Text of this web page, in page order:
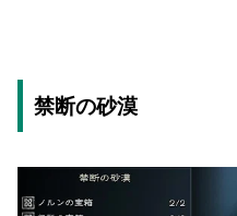
禁断の砂漠